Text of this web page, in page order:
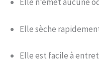
Elle n’émet aucune
Elle sèche
Elle est facile à